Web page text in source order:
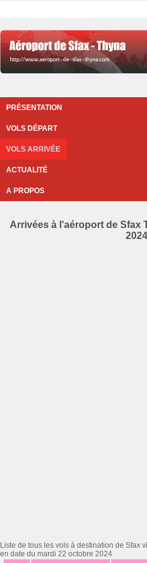
PRÉSENTATION
VOLS DÉPART
VOLS ARRIVÉE
ACTUALITÉ
A PROPOS
Arrivées à l'aéroport de Sfax
2024
Liste de tous les vols à destination de Sfax
en date du mardi 22 octobre 2024